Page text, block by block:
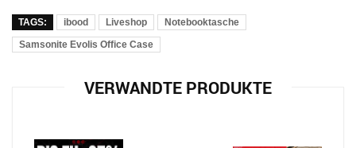
TAGS: ibood Liveshop
Notebooktasche
Samsonite Evolis Office Case
VERWANDTE PRODUKTE